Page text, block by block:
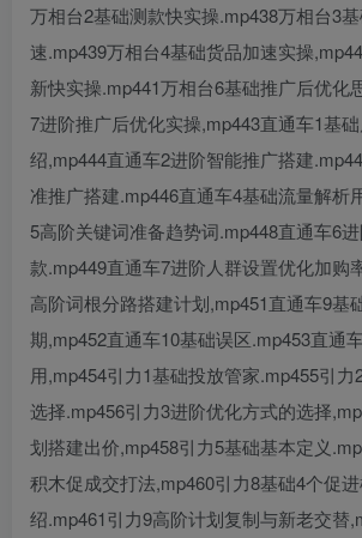
万相台2基础测款快实操.mp438万相台3
速.mp439万相台4基础货品加速实操
新快实操.mp441万相台6基础推广后优化
7进阶推广后优化实操,mp443直通车1基
绍,mp444直通车2进阶智能推广搭建
准推广搭建.mp446直通车4基础流量解析
5高阶关键词准备趋势词.mp448直通车6
款.mp449直通车7进阶人群设置优化加购
高阶词根分路搭建计划,mp451直通车9基
期,mp452直通车10基础误区.mp453直通
用,mp454引力1基础投放管家.mp455引
选择.mp456引力3进阶优化方式的选择
划搭建出价,mp458引力5基础基本定义
积木促成交打法,mp460引力8基础4个促
绍.mp461引力9高阶计划复制与新老交替